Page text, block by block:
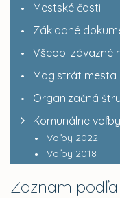
Mestské časti
Základné
Všeob. záväzné
Magistrát mesta
Organizačná
Komunálne voľby
Voľby 2022
Voľby 2018
Zoznam